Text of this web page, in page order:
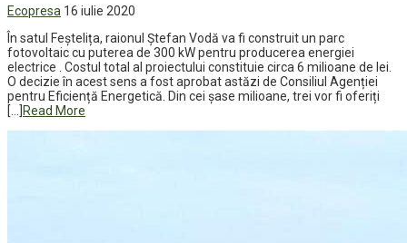
Ecopresa 16 iulie 2020
În satul Feștelița, raionul Ștefan Vodă va fi construit un parc
fotovoltaic cu puterea de 300 kW pentru producerea energiei
electrice . Costul total al proiectului constituie circa 6 milioane de lei.
O decizie în acest sens a fost aprobat astăzi de Consiliul Agenției
pentru Eficiență Energetică. Din cei șase milioane, trei vor fi oferiți
[…]
Read More